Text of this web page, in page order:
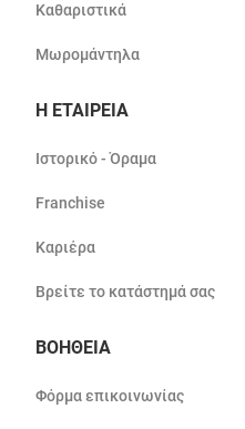
Καθαριστικά
Μωρομάντηλα
Η ΕΤΑΙΡΕΙΑ
Ιστορικό - Όραμα
Franchise
Καριέρα
Βρείτε το κατάστημά σας
ΒΟΗΘΕΙΑ
Φόρμα επικοινωνίας